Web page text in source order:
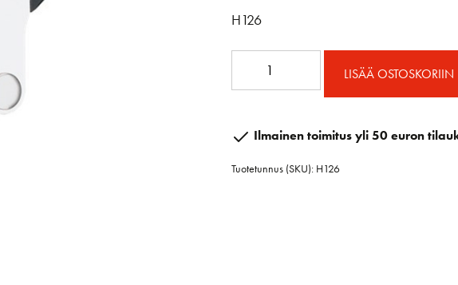
H126
määrä
LISÄÄ OSTOSKORIIN
Ilmainen toimitus yli 50 euron
Tuotetunnus (SKU): H126